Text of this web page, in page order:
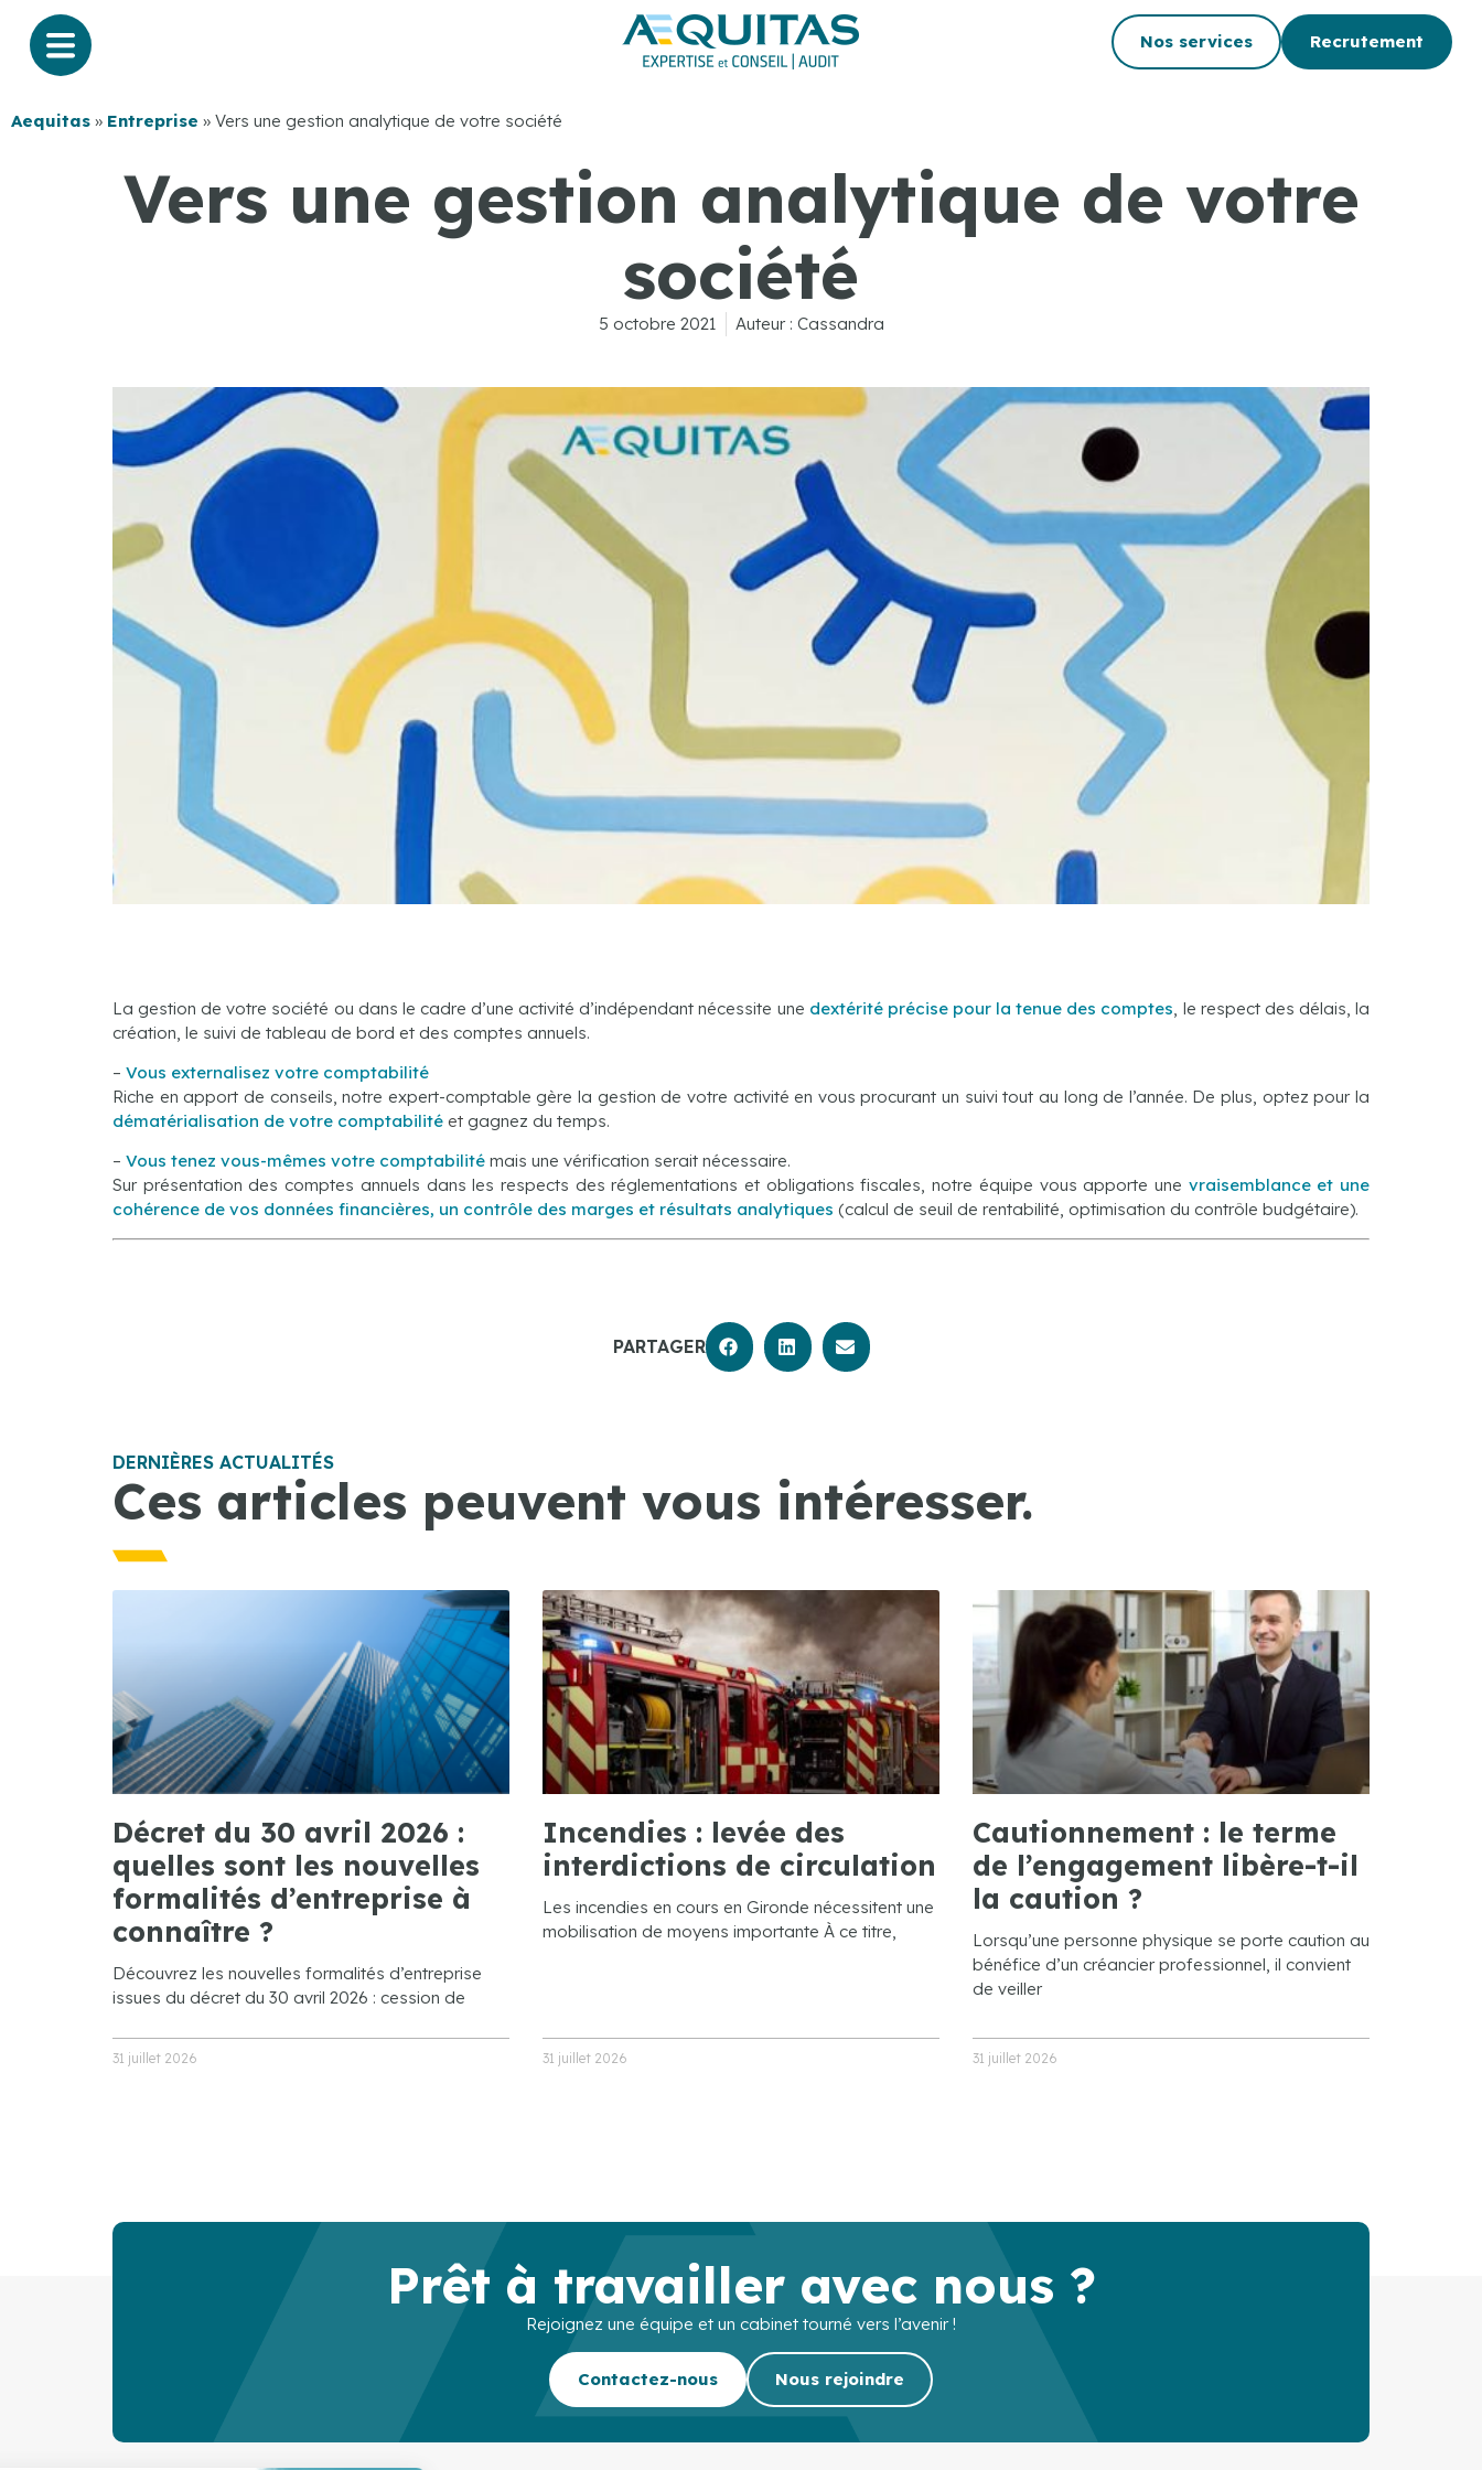
Nos services Recrutement
Aequitas » Entreprise » Vers une gestion analytique de votre société
Vers une gestion analytique de votre
société
5 octobre 2021 Auteur : Cassandra
La gestion de votre société ou dans le cadre d’une activité d’indépendant nécessite une dextérité précise pour la tenue des comptes , le respect des délais, la
création, le suivi de tableau de bord et des comptes annuels.
– Vous externalisez votre comptabilité
Riche en apport de conseils, notre expert-comptable gère la gestion de votre activité en vous procurant un suivi tout au long de l’année. De plus, optez pour la
dématérialisation de votre comptabilité et gagnez du temps.
– Vous tenez vous-mêmes votre comptabilité mais une vérification serait nécessaire.
Sur présentation des comptes annuels dans les respects des réglementations et obligations fiscales, notre équipe vous apporte une vraisemblance et une
cohérence de vos données financières, un contrôle des marges et résultats analytiques (calcul de seuil de rentabilité, optimisation du contrôle budgétaire).
PARTAGER
DERNIÈRES ACTUALITÉS
Ces articles peuvent vous intéresser.
Décret du 30 avril 2026 :
quelles sont les nouvelles
formalités d’entreprise à
connaître ?
Découvrez les nouvelles formalités d’entreprise
issues du décret du 30 avril 2026 : cession de
31 juillet 2026
Incendies : levée des
interdictions de circulation
Les incendies en cours en Gironde nécessitent une
mobilisation de moyens importante À ce titre,
31 juillet 2026
Cautionnement : le terme
de l’engagement libère-t-il
la caution ?
Lorsqu’une personne physique se porte caution au
bénéfice d’un créancier professionnel, il convient
de veiller
31 juillet 2026
Prêt à travailler avec nous ?
Rejoignez une équipe et un cabinet tourné vers l’avenir !
Contactez-nous Nous rejoindre